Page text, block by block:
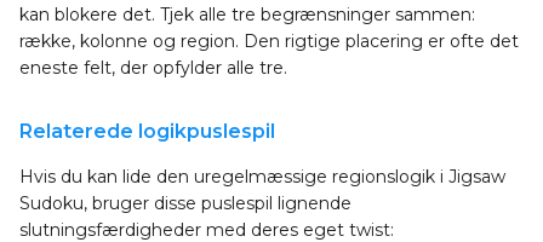
kan blokere det. Tjek alle tre begrænsninger sammen:
række, kolonne og region. Den rigtige placering er ofte det
eneste felt, der opfylder alle tre.
Relaterede logikpuslespil
Hvis du kan lide den uregelmæssige regionslogik i Jigsaw
Sudoku, bruger disse puslespil lignende
slutningsfærdigheder med deres eget twist: